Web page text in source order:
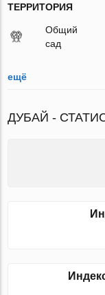
ТЕРРИТОРИЯ
Общий
сад
ещё
ДУБАЙ -